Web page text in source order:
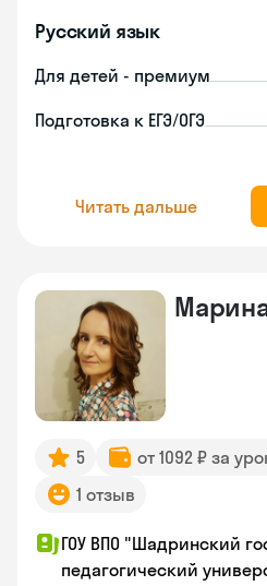
Русский язык
Для детей - премиум
Подготовка к ЕГЭ/ОГЭ
Читать дальше
5 от 1092 ₽ за
1 отзыв
ГОУ ВПО "Шадринский
педагогический